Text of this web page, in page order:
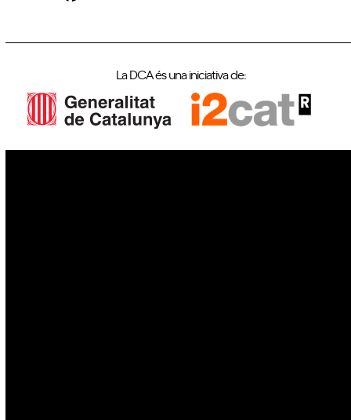
La DCA és una iniciativa de: